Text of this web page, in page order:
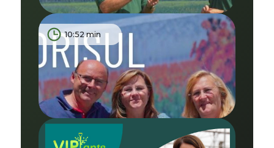
10:52 min